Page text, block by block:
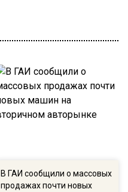
В ГАИ сообщили о массовых
продажах почти новых